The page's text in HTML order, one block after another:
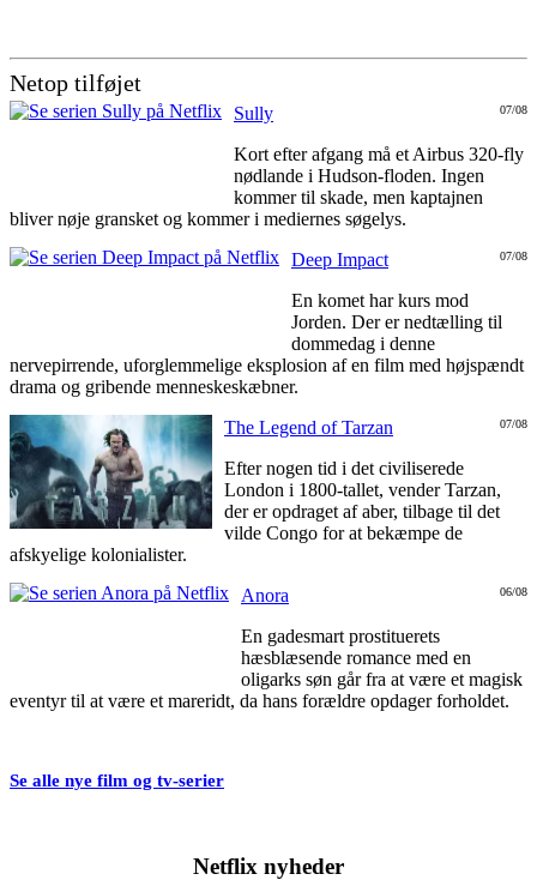
Netop tilføjet
07/08
Sully
Kort efter afgang må et Airbus 320-fly
nødlande i Hudson-floden. Ingen
kommer til skade, men kaptajnen
bliver nøje gransket og kommer i mediernes søgelys.
07/08
Deep Impact
En komet har kurs mod
Jorden. Der er nedtælling til
dommedag i denne
nervepirrende, uforglemmelige eksplosion af en film med højspændt
drama og gribende menneskeskæbner.
07/08
The Legend of Tarzan
Efter nogen tid i det civiliserede
London i 1800-tallet, vender Tarzan,
der er opdraget af aber, tilbage til det
vilde Congo for at bekæmpe de
afskyelige kolonialister.
06/08
Anora
En gadesmart prostituerets
hæsblæsende romance med en
oligarks søn går fra at være et magisk
eventyr til at være et mareridt, da hans forældre opdager forholdet.
Se alle nye film og tv-serier
Netflix nyheder